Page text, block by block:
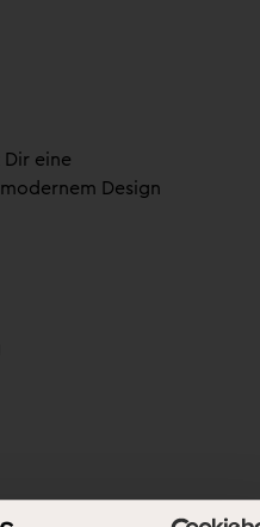
eine
Design